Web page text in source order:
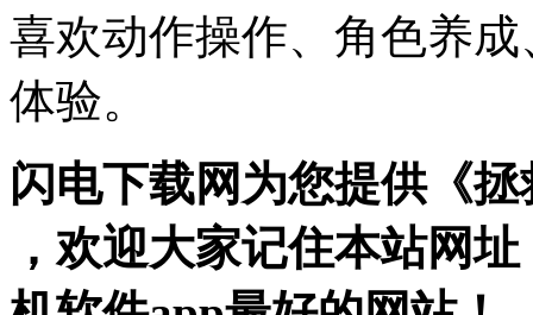
喜欢动作操作、角色养
体验。
闪电下载网为您提供《
，欢迎大家记住本站网